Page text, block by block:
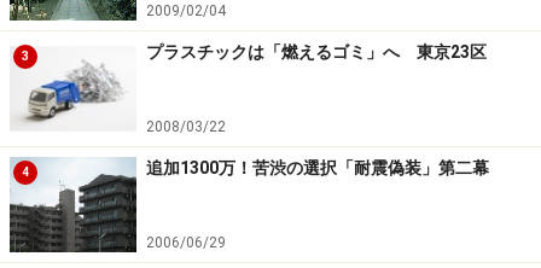
立っているはずです。主人公は物語の中で「正直者がバ
カを見る。嘘をついて、なんぼのイカレタ世界 ―― それ
が不動産の営業だ」と発言しています。「だますほうが
悪い」のではなく「だまされるほうが悪い」のです。マ
イホームの購入検討者は自分がバカを見ないよう、「性
悪説」に基づいて営業マンと接する必要があります。
2009/02/04
3 プラスチックは「燃えるゴミ」へ 東京23区
2008/03/22
4 追加1300万！苦渋の選択「耐震偽装」第二幕
2006/06/29